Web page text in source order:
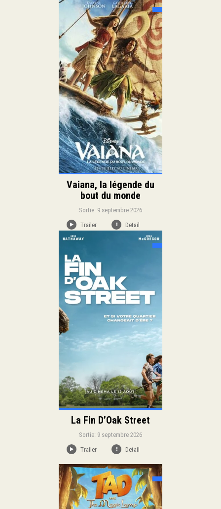
Vaiana, la légende du
bout du monde
Sortie: 9 septembre 2026
Trailer
Detail
Sortie:
Genre:
Aventure
Comédie
Famille
Duration:
Langue:
La Fin D’Oak Street
Sortie: 9 septembre 2026
Trailer
Detail
Action
Aventure
Science
Fiction
Duration:
Langue: